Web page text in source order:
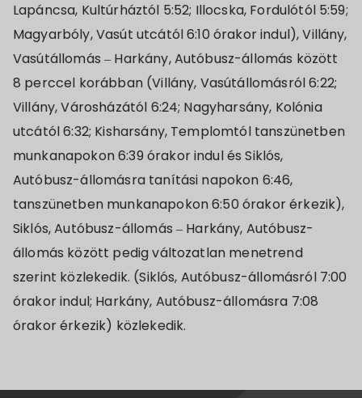
Lapáncsa, Kultúrháztól 5:52; Illocska, Fordulótól 5:59;
Magyarbóly, Vasút utcától 6:10 órakor indul), Villány,
Vasútállomás – Harkány, Autóbusz-állomás között
8 perccel korábban (Villány, Vasútállomásról 6:22;
Villány, Városházától 6:24; Nagyharsány, Kolónia
utcától 6:32; Kisharsány, Templomtól tanszünetben
munkanapokon 6:39 órakor indul és Siklós,
Autóbusz-állomásra tanítási napokon 6:46,
tanszünetben munkanapokon 6:50 órakor érkezik),
Siklós, Autóbusz-állomás – Harkány, Autóbusz-
állomás között pedig változatlan menetrend
szerint közlekedik. (Siklós, Autóbusz-állomásról 7:00
órakor indul; Harkány, Autóbusz-állomásra 7:08
órakor érkezik) közlekedik.